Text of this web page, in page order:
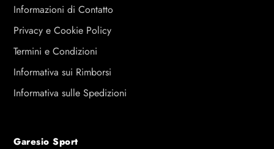
Informazioni di Contatto
Privacy e Cookie Policy
Termini e Condizioni
Informativa sui Rimborsi
Informativa sulle Spedizioni
Garesio Sport